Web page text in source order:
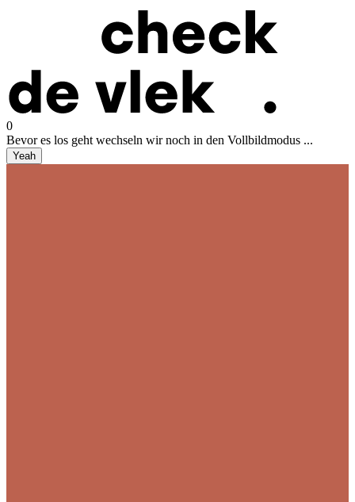
0
Bevor es los geht wechseln wir noch in den Vollbildmodus ...
Yeah